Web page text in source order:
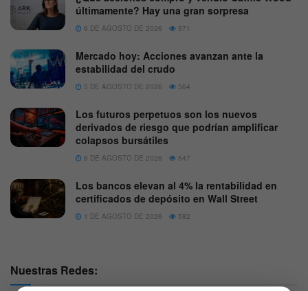
últimamente? Hay una gran sorpresa
6 DE AGOSTO DE 2026 571
Mercado hoy: Acciones avanzan ante la
estabilidad del crudo
5 DE AGOSTO DE 2026 564
Los futuros perpetuos son los nuevos
derivados de riesgo que podrían amplificar
colapsos bursátiles
6 DE AGOSTO DE 2026 547
Los bancos elevan al 4% la rentabilidad en
certificados de depósito en Wall Street
1 DE AGOSTO DE 2026 582
Nuestras Redes: